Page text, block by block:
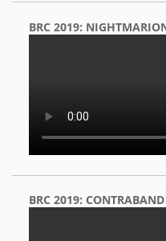
BRC 2019:
BRC 2019: